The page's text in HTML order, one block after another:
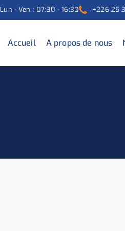
Lun - Ven : 07:30 - 16:30 +226 25
Accueil A propos de nous